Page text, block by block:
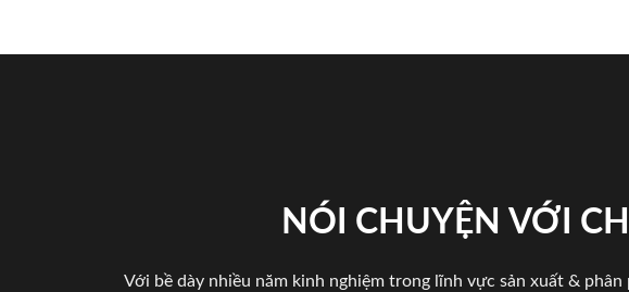
NÓI CHUYỆN VỚI
Với bề dày nhiều năm kinh nghiệm trong lĩnh vực sản xuất &